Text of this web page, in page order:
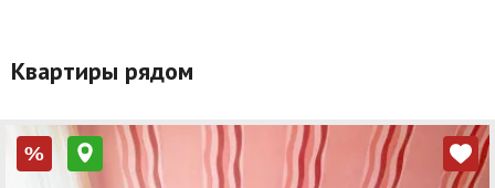
Квартиры рядом
%